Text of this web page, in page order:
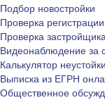
Подбор новостройки
Проверка
Проверка
Видеонаблюдение за
Калькулятор неустойки
Выписка из ЕГРН
Общественное